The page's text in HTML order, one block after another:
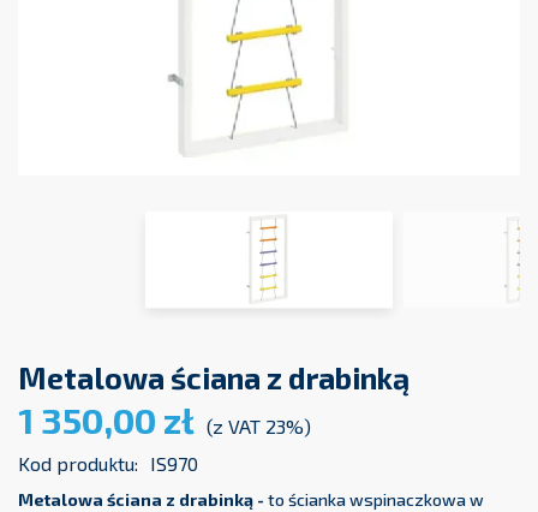
Metalowa ściana z drabinką
1 350,00 zł (z VAT 23%)
Kod produktu:
IS970
Metalowa ściana z drabinką - to ścianka wspinaczkowa w